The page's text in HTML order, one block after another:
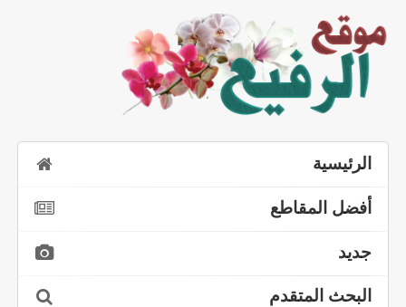
الرئيسية
أفضل المقاطع
جديد
البحث المتقدم